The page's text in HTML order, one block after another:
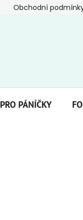
Obchodní
PRO PÁNÍČKY